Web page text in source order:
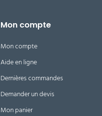
Mon compte
Mon compte
Aide en ligne
Dernières commandes
Demander un devis
Mon panier